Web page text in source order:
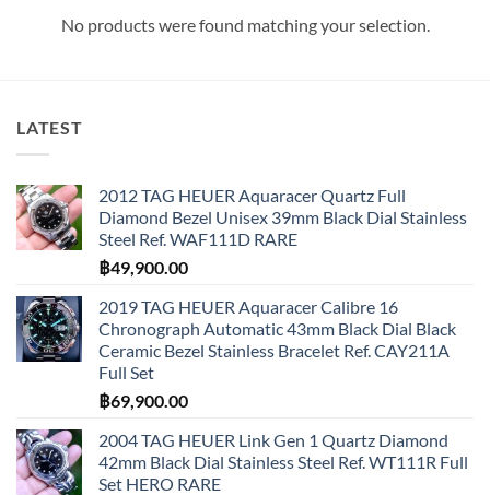
No products were found matching your selection.
LATEST
2012 TAG HEUER Aquaracer Quartz Full
Diamond Bezel Unisex 39mm Black Dial Stainless
Steel Ref. WAF111D RARE
฿49,900.00
2019 TAG HEUER Aquaracer Calibre 16
Chronograph Automatic 43mm Black Dial Black
Ceramic Bezel Stainless Bracelet Ref. CAY211A
Full Set
฿69,900.00
2004 TAG HEUER Link Gen 1 Quartz Diamond
42mm Black Dial Stainless Steel Ref. WT111R Full
Set HERO RARE